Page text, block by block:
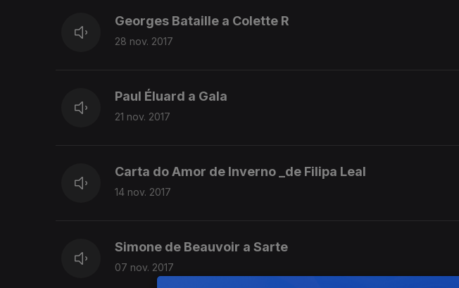
Georges Bataille a Colette R
28 nov. 2017
Paul Éluard a Gala
21 nov. 2017
Carta do Amor de Inverno _de Filipa Leal
14 nov. 2017
Simone de Beauvoir a Sarte
07 nov. 2017